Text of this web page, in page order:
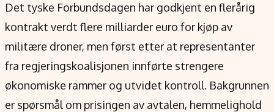
Kontakt oss
Etiske retningslinjer
Verdensnyheter
Alt om penger på engelsk
Det tyske Forbundsdagen har godkjent en flerårig
kontrakt verdt flere milliarder euro for kjøp av
militære droner, men først etter at representanter
fra regjeringskoalisjonen innførte strengere
økonomiske rammer og utvidet kontroll. Bakgrunnen
er spørsmål om prisingen av avtalen, hemmelighold